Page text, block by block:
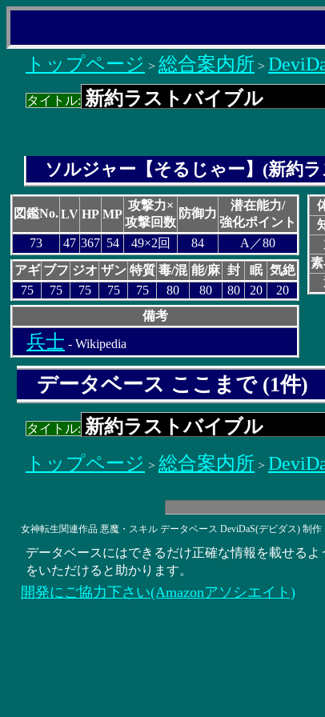
トップページ > 総合案内所 >
タイトル:
ソルジャー【そるじゃー】(新約
図鑑No.LV HP MP
攻撃力×
攻撃回数
防御力
潜在能力/
強化ポイント
73
47 367 54 49×2回 84
A／80
アギ ブフ ジオ ザン 特質 毒/混 能/麻 封 眠 気絶
75
75 75 75 75 80 80 80 20
20
備考
兵士 - Wikipedia
データベース ここまで (1件)
タイトル:
トップページ > 総合案内所 >
女神転生関連作品 悪魔・スキル データベース DeviDaS(デビダス) 制作
データベースにはできるだけ正確な情報を載せる
をいただけると助かります。
開発にご協力下さい(Amazonアソシエイト)